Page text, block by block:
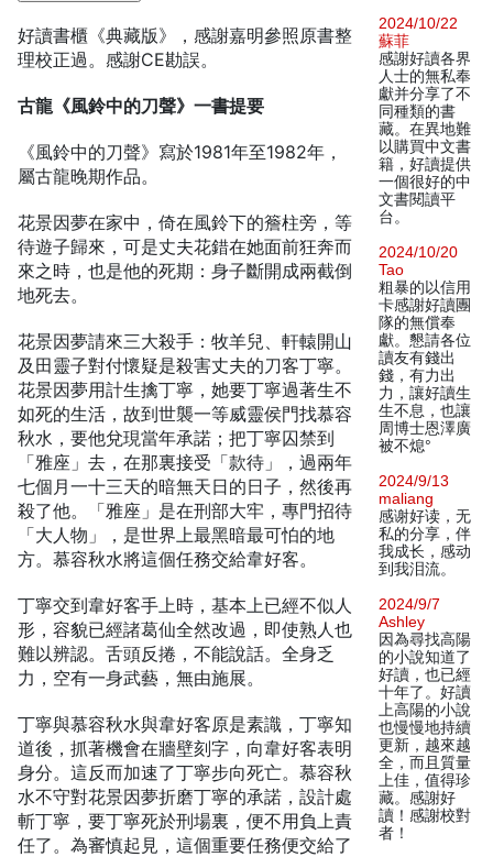
好讀書櫃《典藏版》，感謝嘉明參照原書整
理校正過。感謝CE勘誤。
古龍《風鈴中的刀聲》一書提要
《風鈴中的刀聲》寫於1981年至1982年，
屬古龍晚期作品。
花景因夢在家中，倚在風鈴下的簷柱旁，等
待遊子歸來，可是丈夫花錯在她面前狂奔而
來之時，也是他的死期：身子斷開成兩截倒
地死去。
花景因夢請來三大殺手：牧羊兒、軒轅開山
及田靈子對付懷疑是殺害丈夫的刀客丁寧。
花景因夢用計生擒丁寧，她要丁寧過著生不
如死的生活，故到世襲一等威靈侯門找慕容
秋水，要他兌現當年承諾；把丁寧囚禁到
「雅座」去，在那裏接受「款待」，過兩年
七個月一十三天的暗無天日的日子，然後再
殺了他。「雅座」是在刑部大牢，專門招待
「大人物」，是世界上最黑暗最可怕的地
方。慕容秋水將這個任務交給韋好客。
丁寧交到韋好客手上時，基本上已經不似人
形，容貌已經諸葛仙全然改過，即使熟人也
難以辨認。舌頭反捲，不能說話。全身乏
力，空有一身武藝，無由施展。
丁寧與慕容秋水與韋好客原是素識，丁寧知
道後，抓著機會在牆壁刻字，向韋好客表明
身分。這反而加速了丁寧步向死亡。慕容秋
水不守對花景因夢折磨丁寧的承諾，設計處
斬丁寧，要丁寧死於刑場裏，便不用負上責
任了。為審慎起見，這個重要任務便交給了
2024/10/22
蘇菲
感謝好讀各界
人士的無私奉
獻并分享了不
同種類的書
藏。在異地難
以購買中文書
籍，好讀提供
一個很好的中
文書閱讀平
台。
2024/10/20
Tao
粗暴的以信用
卡感謝好讀團
隊的無償奉
獻。懇請各位
讀友有錢出
錢，有力出
力，讓好讀生
生不息，也讓
周博士恩澤廣
被不熄°
2024/9/13
maliang
感谢好读，无
私的分享，伴
我成长，感动
到我泪流。
2024/9/7
Ashley
因為尋找高陽
的小說知道了
好讀，也已經
十年了。好讀
上高陽的小說
也慢慢地持續
更新，越來越
全，而且質量
上佳，值得珍
藏。感謝好
讀！感謝校對
者！